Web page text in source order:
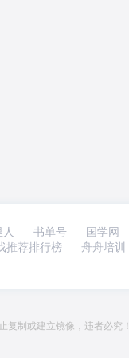
书单号 国学网
推荐排行榜 舟舟培训
制或建立镜像，违者必究！